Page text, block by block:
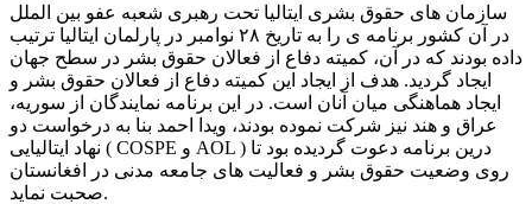
سازمان های حقوق بشری ایتالیا تحت رهبری شعبه عفو بین الملل
در آن کشور برنامه ی را به تاریخ ۲۸ نوامبر در پارلمان ایتالیا ترتیب
داده بودند که در آن، کمیته دفاع از فعالان حقوق بشر در سطح جهان
ایجاد گردید. هدف از ایجاد این کمیته دفاع از فعالان حقوق بشر و
ایجاد هماهنگی میان آنان است. در این برنامه نمایندگان از سوریه،
عراق و هند نیز شرکت نموده بودند، ویدا احمد بنا به درخواست دو
نهاد ایتالیایی ( COSPE و AOL ) درین برنامه دعوت گردیده بود تا
روی وضعیت حقوق بشر و فعالیت های جامعه مدنی در افغانستان
صحبت نماید.